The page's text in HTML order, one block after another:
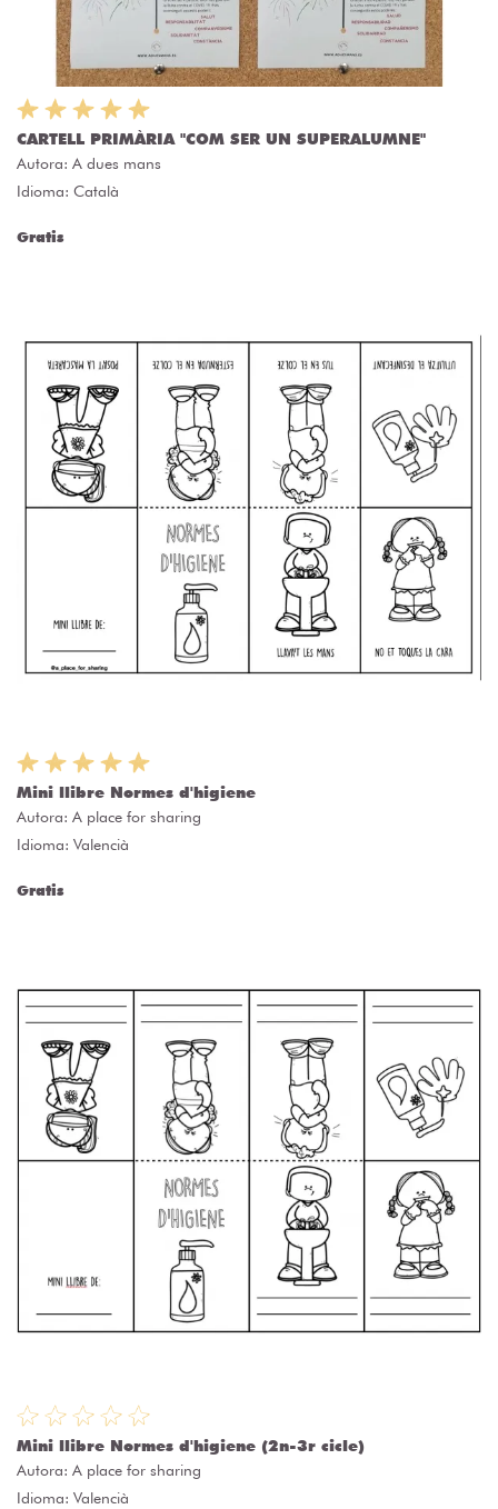
CARTELL PRIMÀRIA "COM SER UN SUPERALUMNE"
Autora: A dues mans
Idioma: Català
Gratis
Mini llibre Normes d'higiene
Autora: A place for sharing
Idioma: Valencià
Gratis
Mini llibre Normes d'higiene (2n-3r cicle)
Autora: A place for sharing
Idioma: Valencià